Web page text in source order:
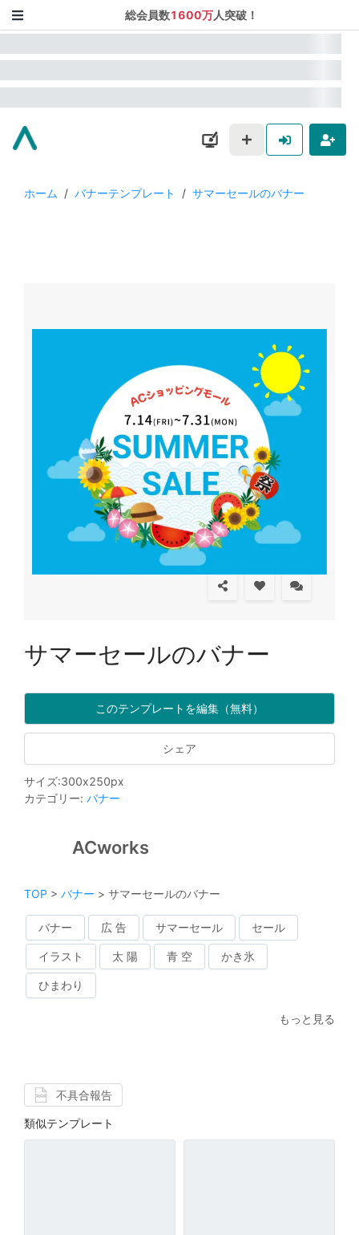
総会員数1600万人突破！
ホーム / バナーテンプレート / サマーセールのバナー
サマーセールのバナー
このテンプレートを編集（無料）
シェア
サイズ:300x250px
カテゴリー: バナー
ACworks
TOP > バナー > サマーセールのバナー
バナー 広 告 サマーセール セール
イラスト 太 陽 青 空 かき氷
ひまわり
もっと見る
不具合報告
類似テンプレート